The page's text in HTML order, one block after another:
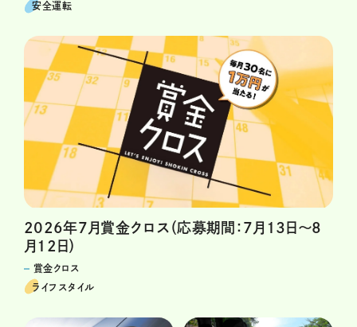
安全運転
2026年7月賞金クロス（応募期間：7月13日～8
月12日）
賞金クロス
ライフスタイル